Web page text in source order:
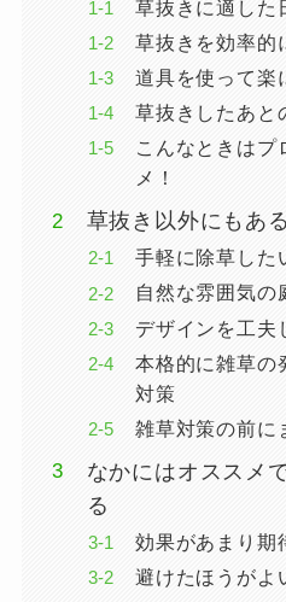
草抜きに適した
草抜きを効率的
道具を使って楽
草抜きしたあと
こんなときはプ
メ！
草抜き以外にもあ
手軽に除草した
自然な雰囲気の
デザインを工夫
本格的に雑草の
対策
雑草対策の前に
なかにはオススメ
る
効果があまり期
避けたほうがよ